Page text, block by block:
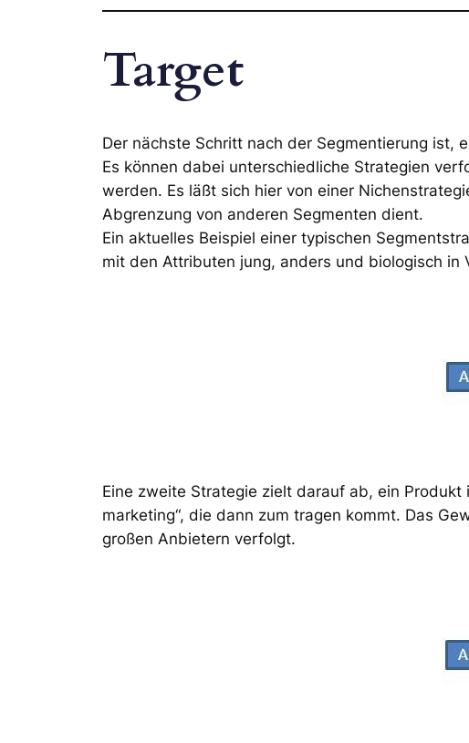
Target
Der nächste Schritt nach der Segmentierung ist,
Es können dabei unterschiedliche Strategien
werden. Es läßt sich hier von einer
Abgrenzung von anderen Segmenten dient.
Ein aktuelles Beispiel einer typischen
mit den Attributen jung, anders und biologisch in
Eine zweite Strategie zielt darauf ab, ein
marketing“, die dann zum tragen kommt. Das
großen Anbietern verfolgt.